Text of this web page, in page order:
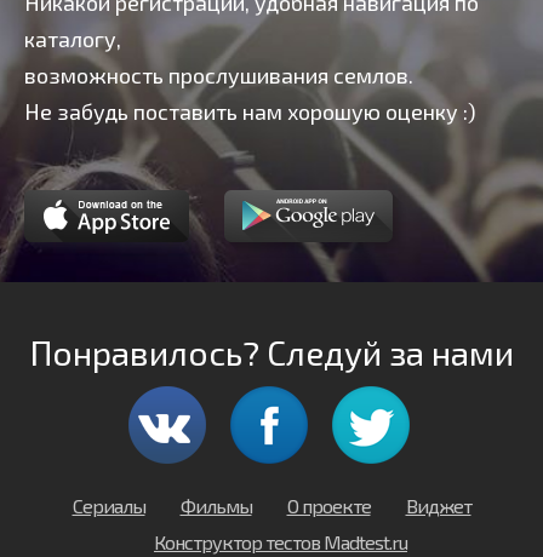
каталогу,
возможность прослушивания семлов.
Не забудь поставить нам хорошую оценку :)
Понравилось? Следуй за нами
Сериалы Фильмы О проекте
Виджет
Конструктор тестов Madtest.ru